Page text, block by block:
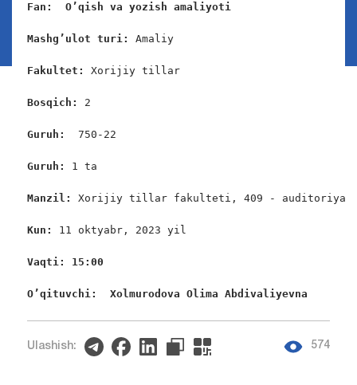
Fan:  O’qish va yozish amaliyoti
Mashg’ulot turi: Amaliy
Fakultet: Xorijiy tillar
Bosqich: 2
Guruh: 750-22
Guruh: 1 ta
Manzil: Xorijiy tillar fakulteti, 409 - auditoriya
Kun: 11 oktyabr, 2023 yil
Vaqti: 15:00
O’qituvchi:  Xolmurodova Olima Abdivaliyevna
Ulashish: 574